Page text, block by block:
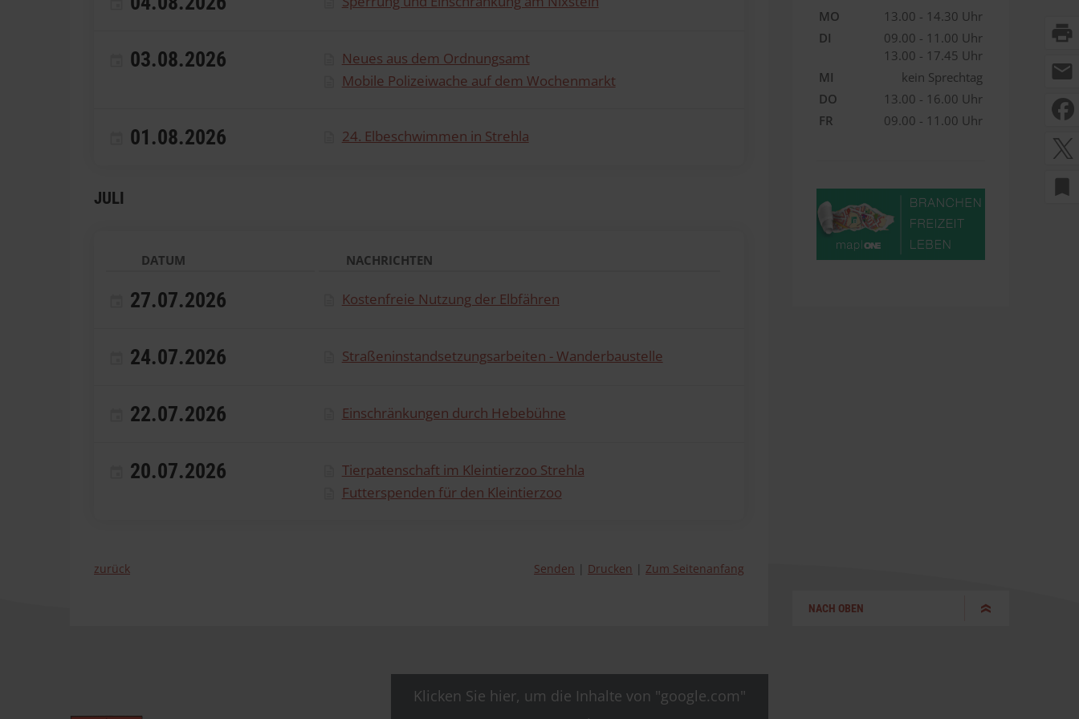
03.08.2026
Neues aus dem Ordnungsamt
Mobile Polizeiwache auf dem Wochenmarkt
01.08.2026 24. Elbeschwimmen in Strehla
JULI
DATUM NACHRICHTEN
27.07.2026 Kostenfreie Nutzung der Elbfähren
24.07.2026 Straßeninstandsetzungsarbeiten - Wanderbaustelle
22.07.2026 Einschränkungen durch Hebebühne
20.07.2026
Tierpatenschaft im Kleintierzoo Strehla
Futterspenden für den Kleintierzoo
zurück Senden Drucken Zum Seitenanfang
print
mail
bookmark
MO
13.00 - 14.30 Uhr
DI
09.00 - 11.00 Uhr
13.00 - 17.45 Uhr
MI
kein Sprechtag
DO
13.00 - 16.00 Uhr
FR
09.00 - 11.00 Uhr
NACH OBEN
Klicken Sie hier, um die Inhalte von "google.com"